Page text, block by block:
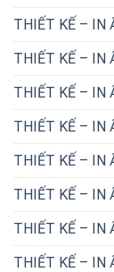
THIẾT KẾ – IN
THIẾT KẾ – IN
THIẾT KẾ – IN
THIẾT KẾ – IN
THIẾT KẾ – IN
THIẾT KẾ – IN
THIẾT KẾ – IN
THIẾT KẾ – IN